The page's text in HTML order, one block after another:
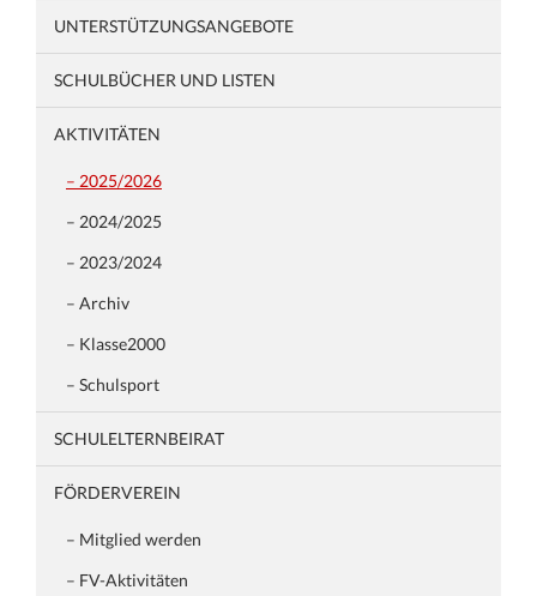
UNTERSTÜTZUNGSANGEBOTE
SCHULBÜCHER UND LISTEN
AKTIVITÄTEN
– 2025/2026
– 2024/2025
– 2023/2024
– Archiv
– Klasse2000
– Schulsport
SCHULELTERNBEIRAT
FÖRDERVEREIN
– Mitglied werden
– FV-Aktivitäten